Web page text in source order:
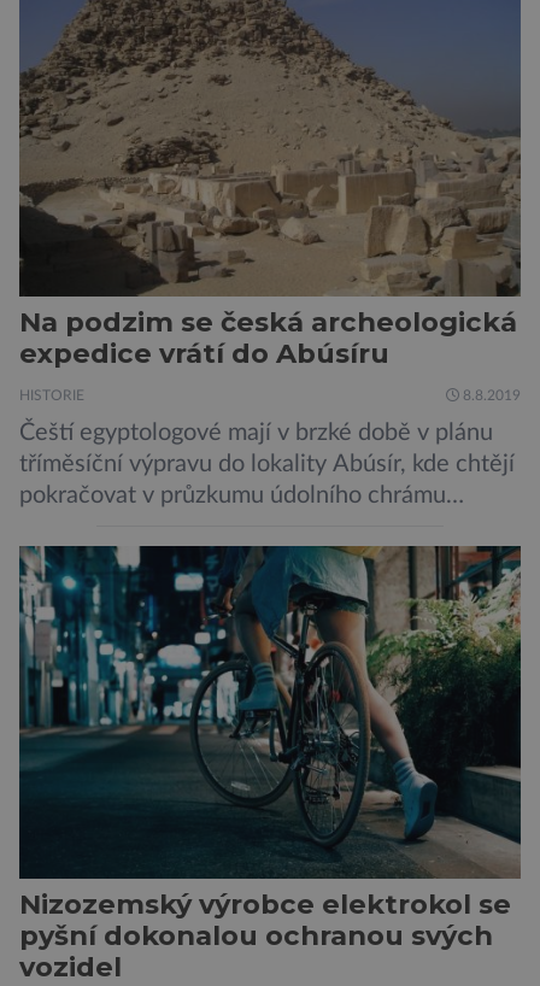
miliony lety. „Nový Zéland je dobře známý
svými velkými nelétavými ptáky. Dominantní
[…]
Na podzim se česká archeologická
expedice vrátí do Abúsíru
HISTORIE 8.8.2019
Čeští egyptologové mají v brzké době v plánu
tříměsíční výpravu do lokality Abúsír, kde chtějí
pokračovat v průzkumu údolního chrámu
Ceje. Lucie Jirásková z Českého
egyptologického ústavu FF UK řekla, že je
v plánu také zpracování vykopaných předmětů.
„V průběhu výzkumů není moc času na
zpracování nálezů. Necháváme si na to tedy
měsíc, kdy […]
Nizozemský výrobce elektrokol se
pyšní dokonalou ochranou svých
vozidel